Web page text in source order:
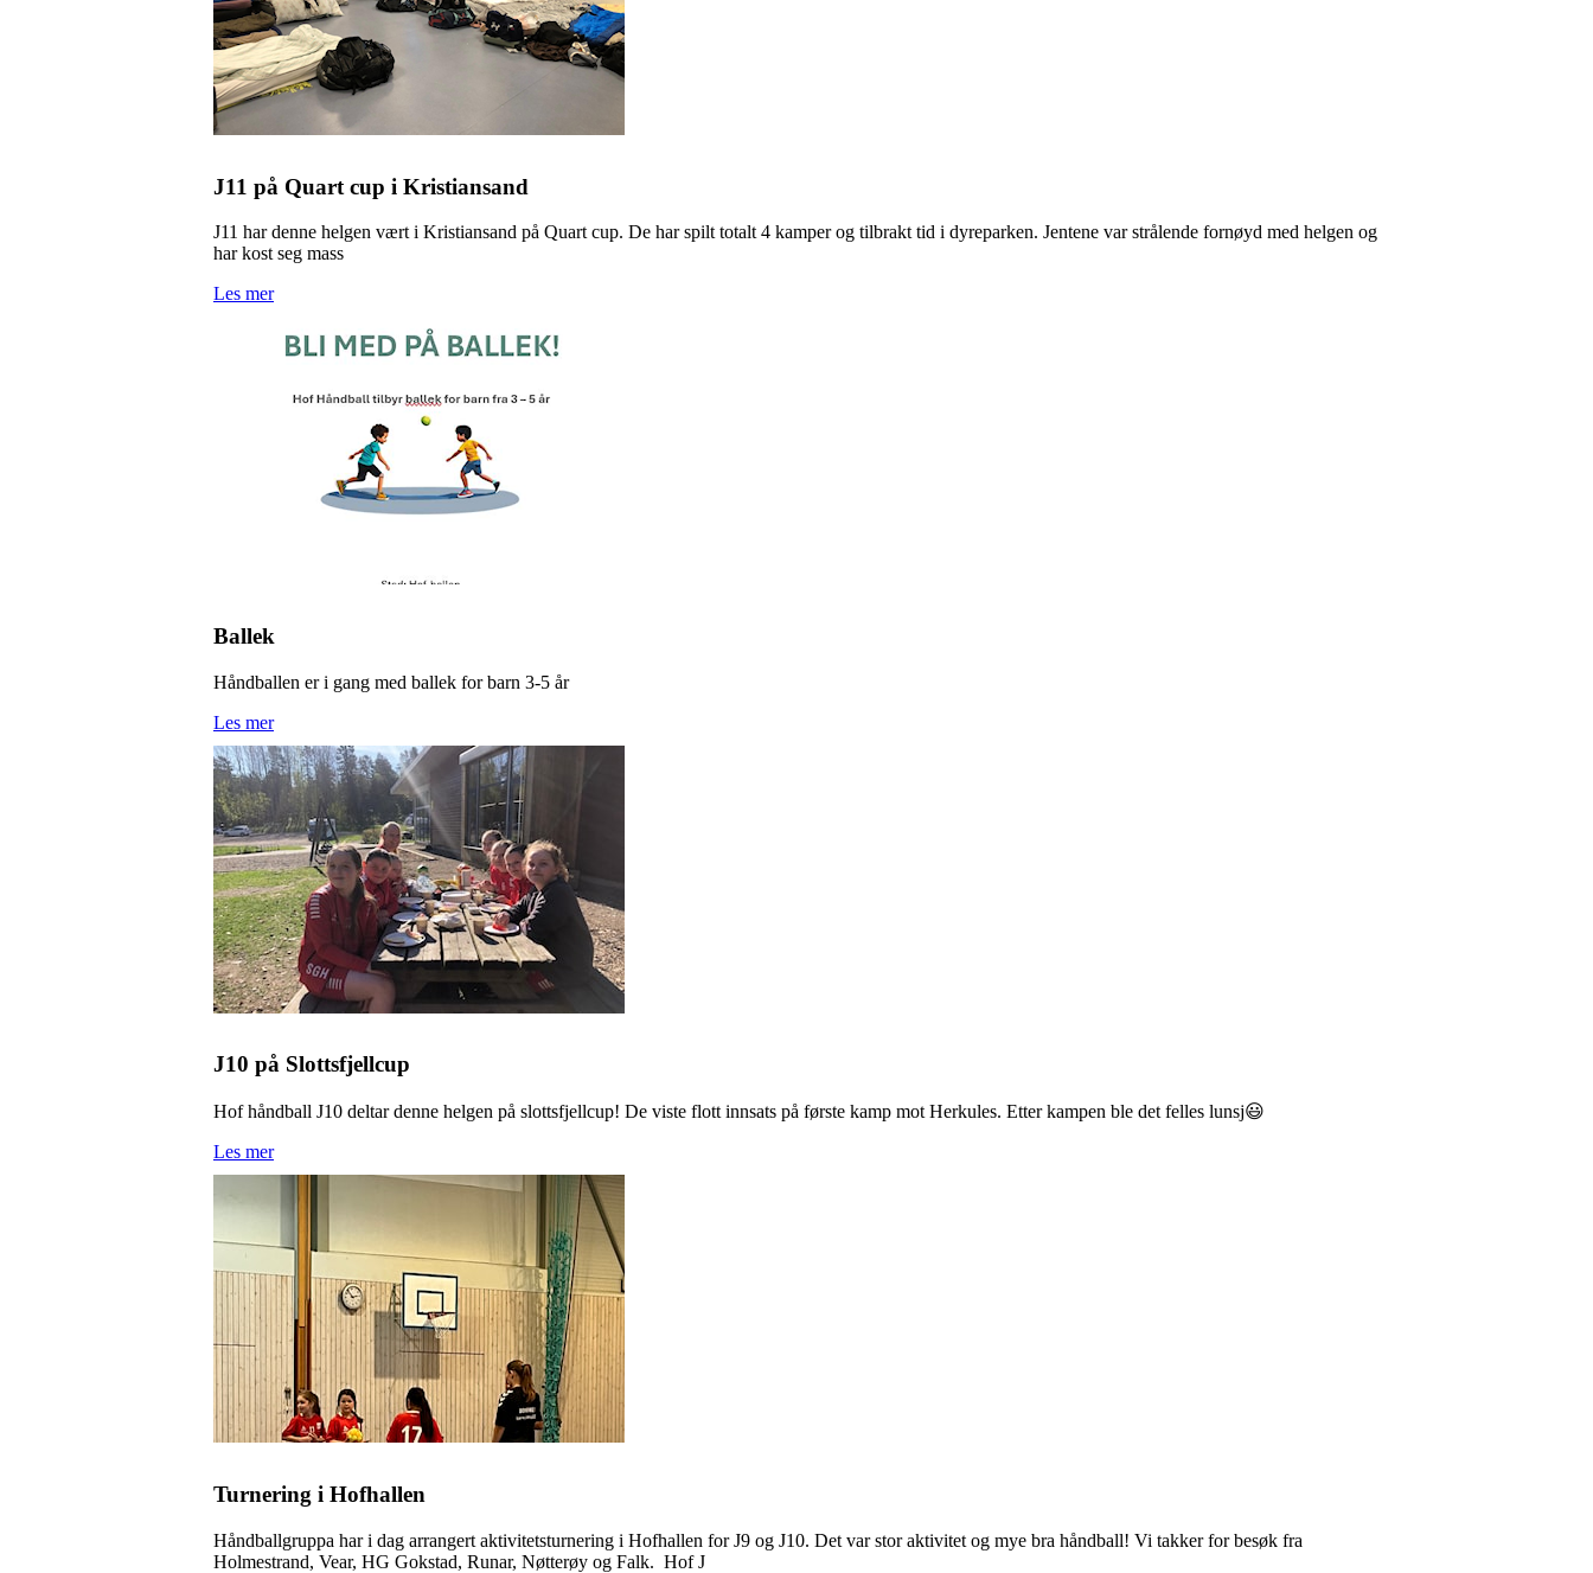
J11 på Quart cup i Kristiansand
J11 har denne helgen vært i Kristiansand på Quart cup. De har spilt totalt 4 kamper og tilbrakt tid i dyreparken. Jentene var strålende fornøyd med helgen og
har kost seg mass
Les mer
Ballek
Håndballen er i gang med ballek for barn 3-5 år
Les mer
J10 på Slottsfjellcup
Hof håndball J10 deltar denne helgen på slottsfjellcup! De viste flott innsats på første kamp mot Herkules. Etter kampen ble det felles lunsj😃
Les mer
Turnering i Hofhallen
Håndballgruppa har i dag arrangert aktivitetsturnering i Hofhallen for J9 og J10. Det var stor aktivitet og mye bra håndball! Vi takker for besøk fra
Holmestrand, Vear, HG Gokstad, Runar, Nøtterøy og Falk. Hof J